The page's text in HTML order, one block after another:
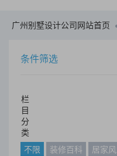
广州别墅设计公司网站首页
条件筛选
栏
目
分
类
不限
装修百科 居家